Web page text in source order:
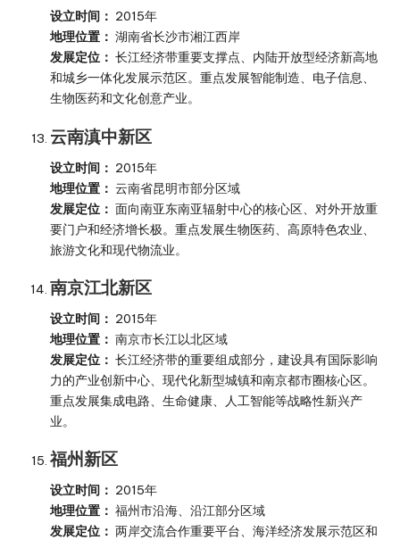
设立时间： 2015年
地理位置： 湖南省长沙市湘江西岸
发展定位： 长江经济带重要支撑点、内陆开放型经济新高地
和城乡一体化发展示范区。重点发展智能制造、电子信息、
生物医药和文化创意产业。
云南滇中新区
设立时间： 2015年
地理位置： 云南省昆明市部分区域
发展定位： 面向南亚东南亚辐射中心的核心区、对外开放重
要门户和经济增长极。重点发展生物医药、高原特色农业、
旅游文化和现代物流业。
南京江北新区
设立时间： 2015年
地理位置： 南京市长江以北区域
发展定位： 长江经济带的重要组成部分，建设具有国际影响
力的产业创新中心、现代化新型城镇和南京都市圈核心区。
重点发展集成电路、生命健康、人工智能等战略性新兴产
业。
福州新区
设立时间： 2015年
地理位置： 福州市沿海、沿江部分区域
发展定位： 两岸交流合作重要平台、海洋经济发展示范区和